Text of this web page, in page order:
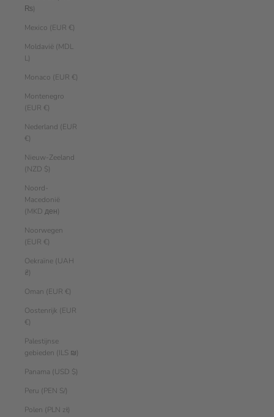
₨)
Mexico (EUR €)
Moldavië (MDL
L)
Monaco (EUR €)
Montenegro
(EUR €)
Nederland (EUR
€)
Nieuw-Zeeland
(NZD $)
Noord-
Macedonië
(MKD ден)
Noorwegen
(EUR €)
Oekraïne (UAH
₴)
Oman (EUR €)
Oostenrijk (EUR
€)
Palestijnse
gebieden (ILS ₪)
Panama (USD $)
Peru (PEN S/)
Polen (PLN zł)